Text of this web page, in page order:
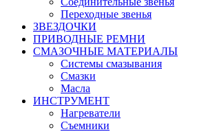
Переходные звенья
ЗВЕЗДОЧКИ
ПРИВОДНЫЕ РЕМНИ
СМАЗОЧНЫЕ МАТЕРИАЛЫ
Системы смазывания
Смазки
Масла
ИНСТРУМЕНТ
Нагреватели
Съемники